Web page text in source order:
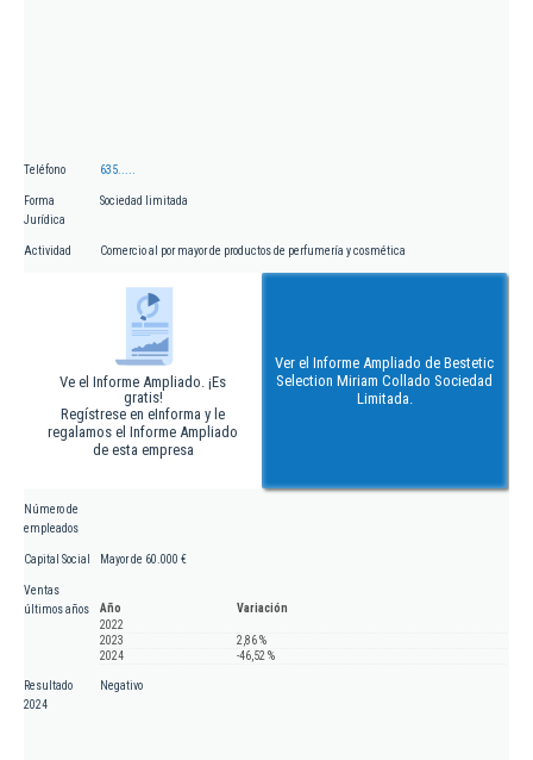
Teléfono 635.....
Forma
Jurídica
Sociedad limitada
Actividad Comercio al por mayor de productos de perfumería y cosmética
Ve el Informe Ampliado. ¡Es
gratis!
Regístrese en eInforma y le
regalamos el Informe Ampliado
de esta empresa
Ver el Informe Ampliado de Bestetic
Selection Miriam Collado Sociedad
Limitada.
Número de
empleados
Capital Social Mayor de 60.000 €
Ventas
últimos años
Año
Variación
2022
2023
2,86 %
2024
-46,52 %
Resultado
2024
Negativo